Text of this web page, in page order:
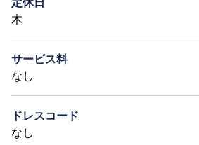
木
サービス料
なし
ドレスコード
なし